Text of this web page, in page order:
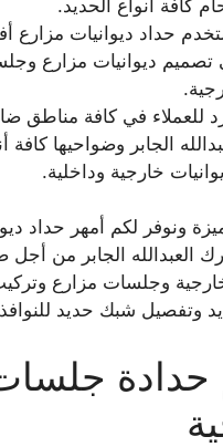
كافة أنواع الحديد.
حداد ديوانيات مزارع
تصميم ديوانيات مزارع
للعملاء في كافة مناطق
الجابر وضواحيها
خارجية وداخلية.
ونوفر لكم أمهر حداد
العبدالله الجابر من أجل
وجلسات مزارع
وتفصيل شبك حديد للنوافذ
حدادة